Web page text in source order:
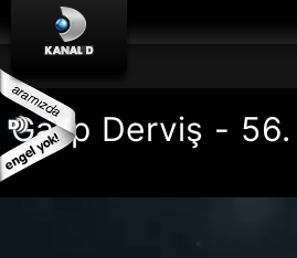
Galip Derviş - 56.